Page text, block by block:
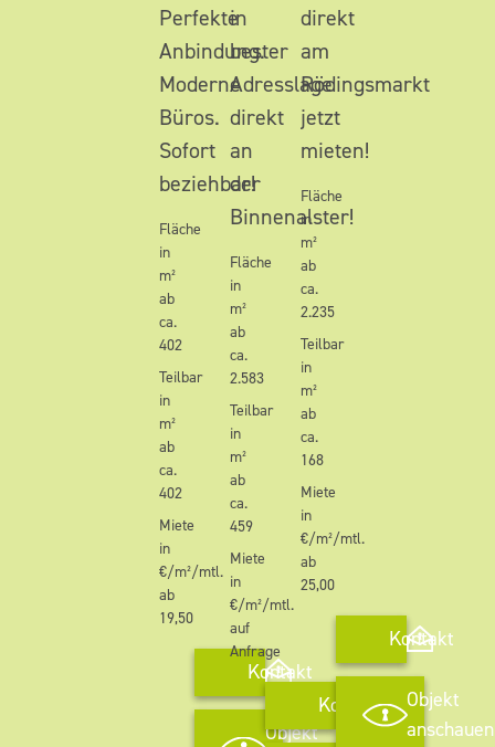
Perfekte
Anbindung.
Moderne
Büros.
Sofort
beziehbar!
Fläche
in
m²
ab
ca.
402
Teilbar
in
m²
ab
ca.
402
Miete
in
€/m²/mtl.
ab
19,50
Kontakt
Objekt
in
bester
Adresslage
direkt
an
der
Binnenalster!
Fläche
in
m²
ab
ca.
2.583
Teilbar
in
m²
ab
ca.
459
Miete
in
€/m²/mtl.
auf
Anfrage
Kontakt
direkt
am
Rödingsmarkt
jetzt
mieten!
Fläche
in
m²
ab
ca.
2.235
Teilbar
in
m²
ab
ca.
168
Miete
in
€/m²/mtl.
ab
25,00
Kontakt
Objekt
anschauen